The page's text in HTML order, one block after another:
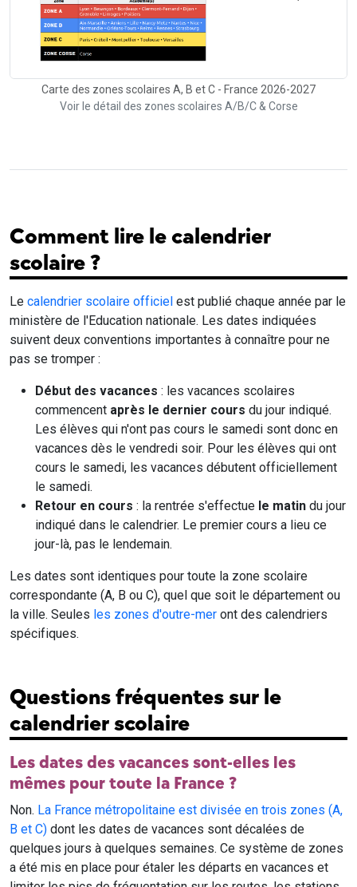
Carte des zones scolaires A, B et C - France 2026-2027
Voir le détail des zones scolaires A/B/C & Corse
Comment lire le calendrier
scolaire ?
Le calendrier scolaire officiel est publié chaque année par le
ministère de l'Education nationale. Les dates indiquées
suivent deux conventions importantes à connaître pour ne
pas se tromper :
Début des vacances : les vacances scolaires
commencent après le dernier cours du jour indiqué.
Les élèves qui n'ont pas cours le samedi sont donc en
vacances dès le vendredi soir. Pour les élèves qui ont
cours le samedi, les vacances débutent officiellement
le samedi.
Retour en cours : la rentrée s'effectue le matin du jour
indiqué dans le calendrier. Le premier cours a lieu ce
jour-là, pas le lendemain.
Les dates sont identiques pour toute la zone scolaire
correspondante (A, B ou C), quel que soit le département ou
la ville. Seules les zones d'outre-mer ont des calendriers
spécifiques.
Questions fréquentes sur le
calendrier scolaire
Les dates des vacances sont-elles les
mêmes pour toute la France ?
Non. La France métropolitaine est divisée en trois zones (A,
B et C) dont les dates de vacances sont décalées de
quelques jours à quelques semaines. Ce système de zones
a été mis en place pour étaler les départs en vacances et